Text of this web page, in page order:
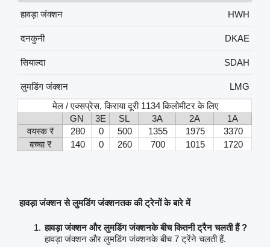
हावड़ा जंक्शन
HWH
दनकुनी DKAE
सियाल्दा SDAH
लुमडिंग जंक्शन
LMG
मेल / एक्सप्रेस, किराया दूरी 1134 किलोमीटर के लिए
GN
3E SL 3A 2A
1A
वयस्क ₹
280 0 500 1355 1975
3370
बच्चा ₹
140 0 260 700 1015 1720
हावड़ा जंक्शन से लुमडिंग जंक्शनतक की ट्रेनों के बारे में
हावड़ा जंक्शन और लुमडिंग जंक्शनके बीच कितनी ट्रैन चलती हैं ?
हावड़ा जंक्शन और लुमडिंग जंक्शनके बीच 7 ट्रेंने चलती हैं.